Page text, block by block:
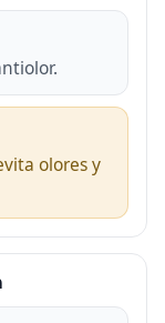
olores y